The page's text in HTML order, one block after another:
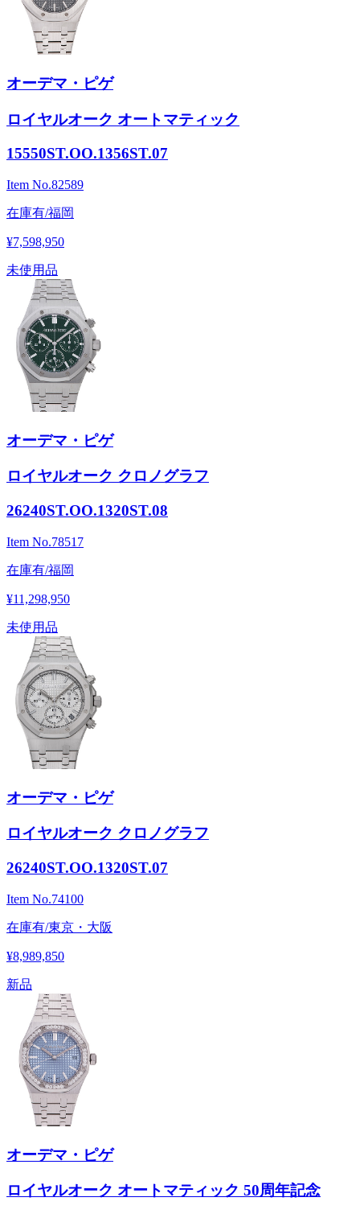
オーデマ・ピゲ
ロイヤルオーク オートマティック
15550ST.OO.1356ST.07
Item No.82589
在庫有/福岡
¥7,598,950
未使用品
オーデマ・ピゲ
ロイヤルオーク クロノグラフ
26240ST.OO.1320ST.08
Item No.78517
在庫有/福岡
¥11,298,950
未使用品
オーデマ・ピゲ
ロイヤルオーク クロノグラフ
26240ST.OO.1320ST.07
Item No.74100
在庫有/東京・大阪
¥8,989,850
新品
オーデマ・ピゲ
ロイヤルオーク オートマティック 50周年記念